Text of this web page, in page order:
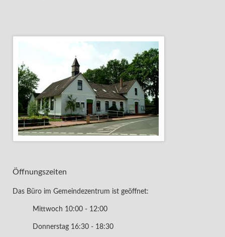
Öffnungszeiten
Das Büro im Gemeindezentrum ist geöffnet:
Mittwoch 10:00 - 12:00
Donnerstag 16:30 - 18:30